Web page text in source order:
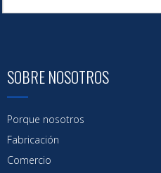
Barcazas LCT multiusos
SOBRE NOSOTROS
Porque nosotros
Fabricación
Comercio